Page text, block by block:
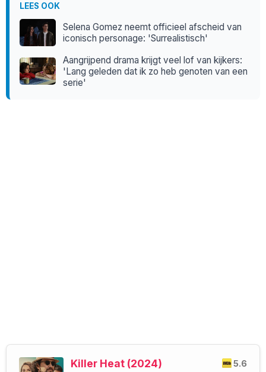
LEES OOK
Selena Gomez neemt officieel afscheid van
iconisch personage: 'Surrealistisch'
Aangrijpend drama krijgt veel lof van kijkers:
'Lang geleden dat ik zo heb genoten van een
serie'
5.6
Killer Heat (2024)